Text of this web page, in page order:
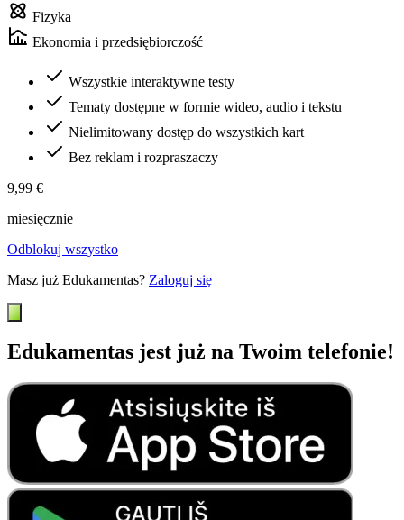
Fizyka
Ekonomia i przedsiębiorczość
Wszystkie interaktywne testy
Tematy dostępne w formie wideo, audio i tekstu
Nielimitowany dostęp do wszystkich kart
Bez reklam i rozpraszaczy
9,99 €
miesięcznie
Odblokuj wszystko
Masz już Edukamentas? Zaloguj się
Edukamentas jest już na Twoim telefonie!